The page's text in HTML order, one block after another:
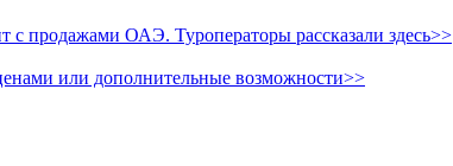
с продажами ОАЭ. Туроператоры рассказали здесь>>
или дополнительные возможности>>